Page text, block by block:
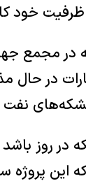
ظرفیت خود
مجمع
در حال
بشکه‌های
می‌تواند بین ۱ تا ۲
این پروژه